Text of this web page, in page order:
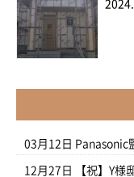
03月12日 Panasonic
12月27日 【祝】Y様